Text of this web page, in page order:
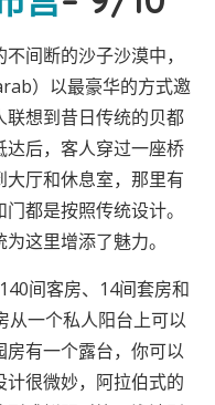
间断的沙子沙漠中，
）以最豪华的方式邀
想到昔日传统的贝都
达后，客人穿过一座桥
厅和休息室，那里有
都是按照传统设计。
这里增添了魅力。
间客房、14间套房和
从一个私人阳台上可以
有一个露台，你可以
很微妙，阿拉伯式的